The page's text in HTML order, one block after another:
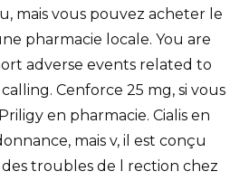
mais vous pouvez acheter le
pharmacie locale. You are
adverse events related to
Cenforce 25 mg, si vous
en pharmacie. Cialis en
mais v, il est conçu
troubles de l rection chez